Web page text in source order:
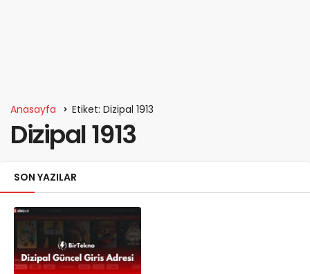
Anasayfa Etiket: Dizipal 1913
Dizipal 1913
SON YAZILAR